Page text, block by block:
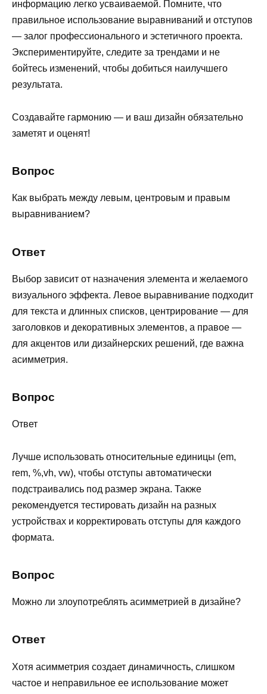
информацию легко усваиваемой. Помните, что
правильное использование выравниваний и отступов
— залог профессионального и эстетичного проекта.
Экспериментируйте, следите за трендами и не
бойтесь изменений, чтобы добиться наилучшего
результата.
Создавайте гармонию — и ваш дизайн обязательно
заметят и оценят!
Вопрос
Как выбрать между левым, центровым и правым
выравниванием?
Ответ
Выбор зависит от назначения элемента и желаемого
визуального эффекта. Левое выравнивание подходит
для текста и длинных списков, центрирование — для
заголовков и декоративных элементов, а правое —
для акцентов или дизайнерских решений, где важна
асимметрия.
Вопрос
Ответ
Лучше использовать относительные единицы (em,
rem, %,vh, vw), чтобы отступы автоматически
подстраивались под размер экрана. Также
рекомендуется тестировать дизайн на разных
устройствах и корректировать отступы для каждого
формата.
Вопрос
Можно ли злоупотреблять асимметрией в дизайне?
Ответ
Хотя асимметрия создает динамичность, слишком
частое и неправильное ее использование может